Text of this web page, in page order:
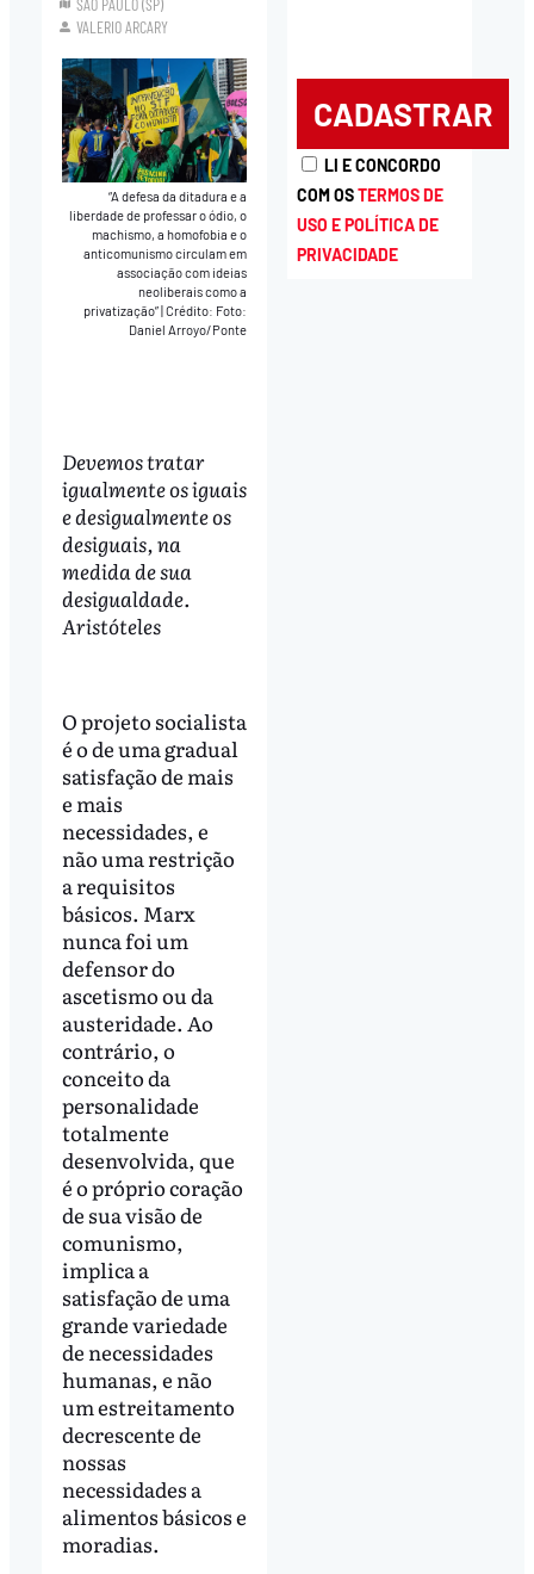
SÃO PAULO (SP)
VALERIO ARCARY
“A defesa da ditadura e a
liberdade de professar o ódio, o
machismo, a homofobia e o
anticomunismo circulam em
associação com ideias
neoliberais como a
privatização”|Crédito: Foto:
Daniel Arroyo/Ponte
Devemos tratar
igualmente os iguais
e desigualmente os
desiguais, na
medida de sua
desigualdade.
Aristóteles
O projeto socialista
é o de uma gradual
satisfação de mais
e mais
necessidades, e
não uma restrição
a requisitos
básicos. Marx
nunca foi um
defensor do
ascetismo ou da
austeridade. Ao
contrário, o
conceito da
personalidade
totalmente
desenvolvida, que
é o próprio coração
de sua visão de
comunismo,
implica a
satisfação de uma
grande variedade
de necessidades
humanas, e não
um estreitamento
decrescente de
nossas
necessidades a
alimentos básicos e
moradias.
LI E CONCORDO
COM OSTERMOS DE
USO E POLÍTICA DE
PRIVACIDADE